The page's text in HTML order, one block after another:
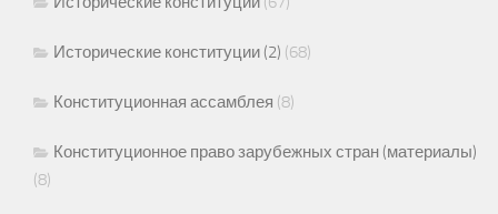
Исторические конституции (2) (68)
Конституционная ассамблея (8)
Конституционное право зарубежных стран (материалы)
(8)